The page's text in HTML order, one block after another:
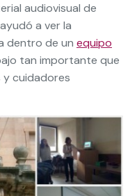
audiovisual de
a ver la
dentro de un equipo
tan importante que
y cuidadores